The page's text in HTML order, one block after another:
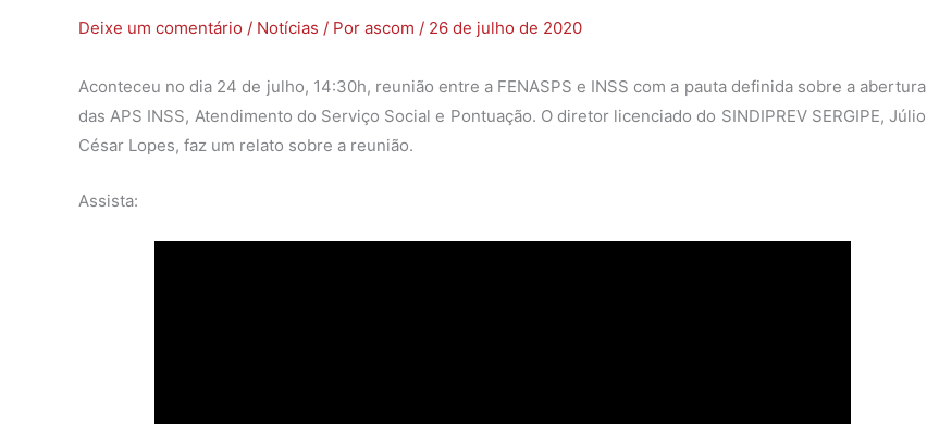
Deixe um comentário / Notícias / Por ascom / 26 de julho de 2020
Aconteceu no dia 24 de julho, 14:30h, reunião entre a FENASPS e INSS com a pauta definida sobre a abertura
das APS INSS, Atendimento do Serviço Social e Pontuação. O diretor licenciado do SINDIPREV SERGIPE, Júlio
César Lopes, faz um relato sobre a reunião.
Assista: